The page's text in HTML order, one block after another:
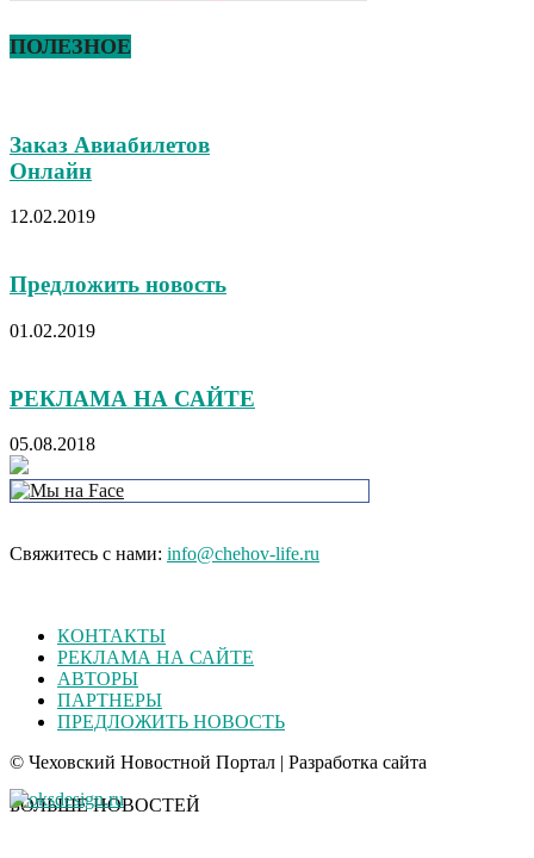
ПОЛЕЗНОЕ
Заказ Авиабилетов
Онлайн
12.02.2019
Предложить новость
01.02.2019
РЕКЛАМА НА САЙТЕ
05.08.2018
Свяжитесь с нами: info@chehov-life.ru
КОНТАКТЫ
РЕКЛАМА НА САЙТЕ
АВТОРЫ
ПАРТНЕРЫ
ПРЕДЛОЖИТЬ НОВОСТЬ
© Чеховский Новостной Портал | Разработка сайта
БОЛЬШЕ НОВОСТЕЙ